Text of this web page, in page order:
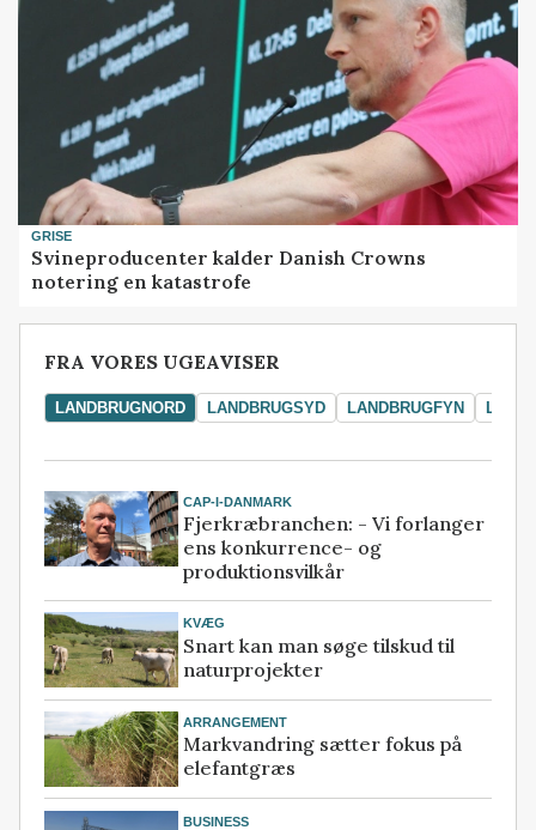
GRISE
Svineproducenter kalder Danish Crowns
notering en katastrofe
FRA VORES UGEAVISER
LANDBRUGNORD LANDBRUGSYD LANDBRUGFYN
CAP-I-DANMARK
Fjerkræbranchen: - Vi forlanger
ens konkurrence- og
produktionsvilkår
KVÆG
Snart kan man søge tilskud til
naturprojekter
ARRANGEMENT
Markvandring sætter fokus på
elefantgræs
BUSINESS